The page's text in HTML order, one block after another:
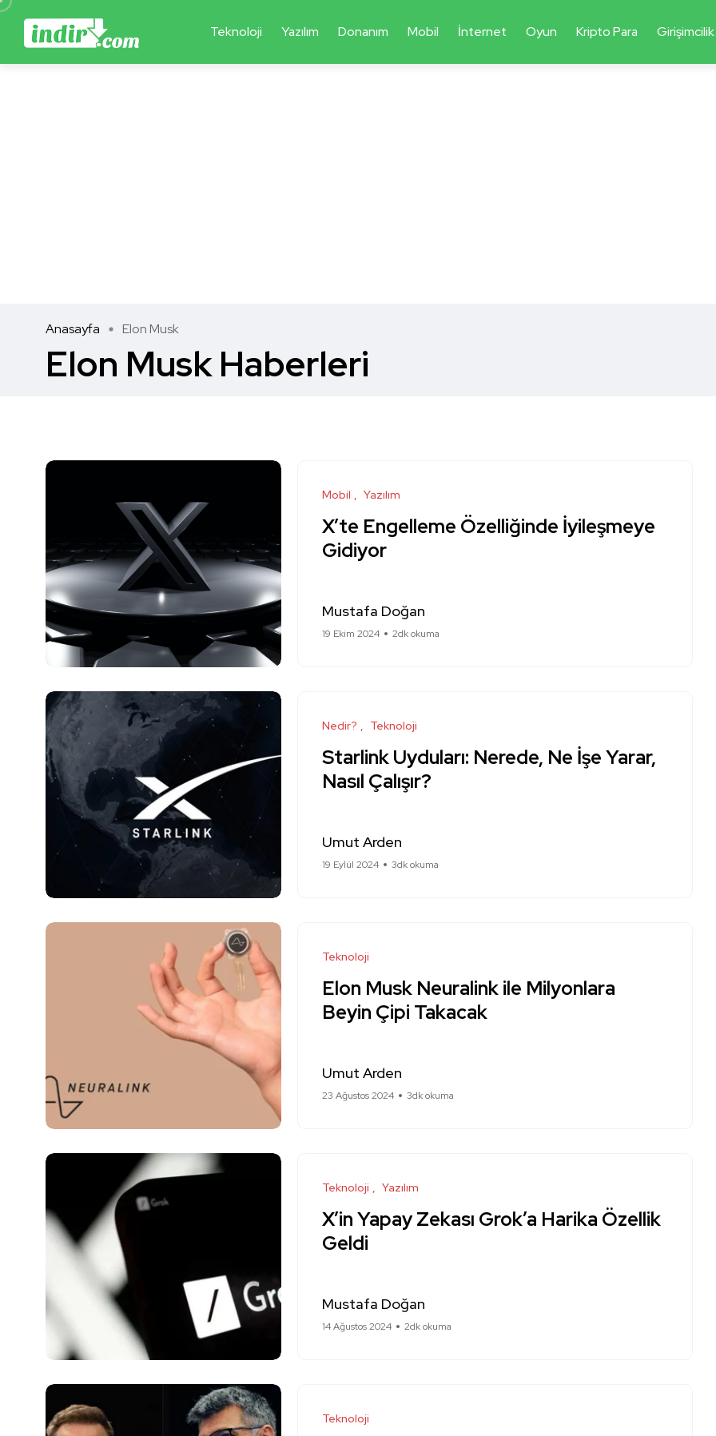
Teknoloji Yazılım Donanım Mobil İnternet Oyun Kripto Para Girişimcilik
Anasayfa Elon Musk
Elon Musk Haberleri
Mobil Yazılım
X’te Engelleme Özelliğinde İyileşmeye
Gidiyor
Mustafa Doğan
19 Ekim 2024 2dk okuma
Nedir? Teknoloji
Starlink Uyduları: Nerede, Ne İşe Yarar,
Nasıl Çalışır?
Umut Arden
19 Eylül 2024 3dk okuma
Teknoloji
Elon Musk Neuralink ile Milyonlara
Beyin Çipi Takacak
Umut Arden
23 Ağustos 2024 3dk okuma
Teknoloji Yazılım
X’in Yapay Zekası Grok’a Harika Özellik
Geldi
Mustafa Doğan
14 Ağustos 2024 2dk okuma
Teknoloji